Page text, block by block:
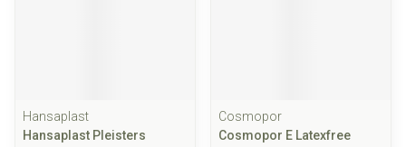
Hansaplast
Hansaplast Pleisters
Cosmopor
Cosmopor E Latexfree